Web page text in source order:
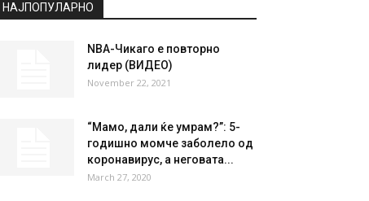
НАЈПОПУЛАРНО
NBA-Чикаго е повторно
лидер (ВИДЕО)
November 22, 2021
“Мамо, дали ќе умрам?”: 5-
годишно момче заболело од
коронавирус, а неговата...
March 27, 2020